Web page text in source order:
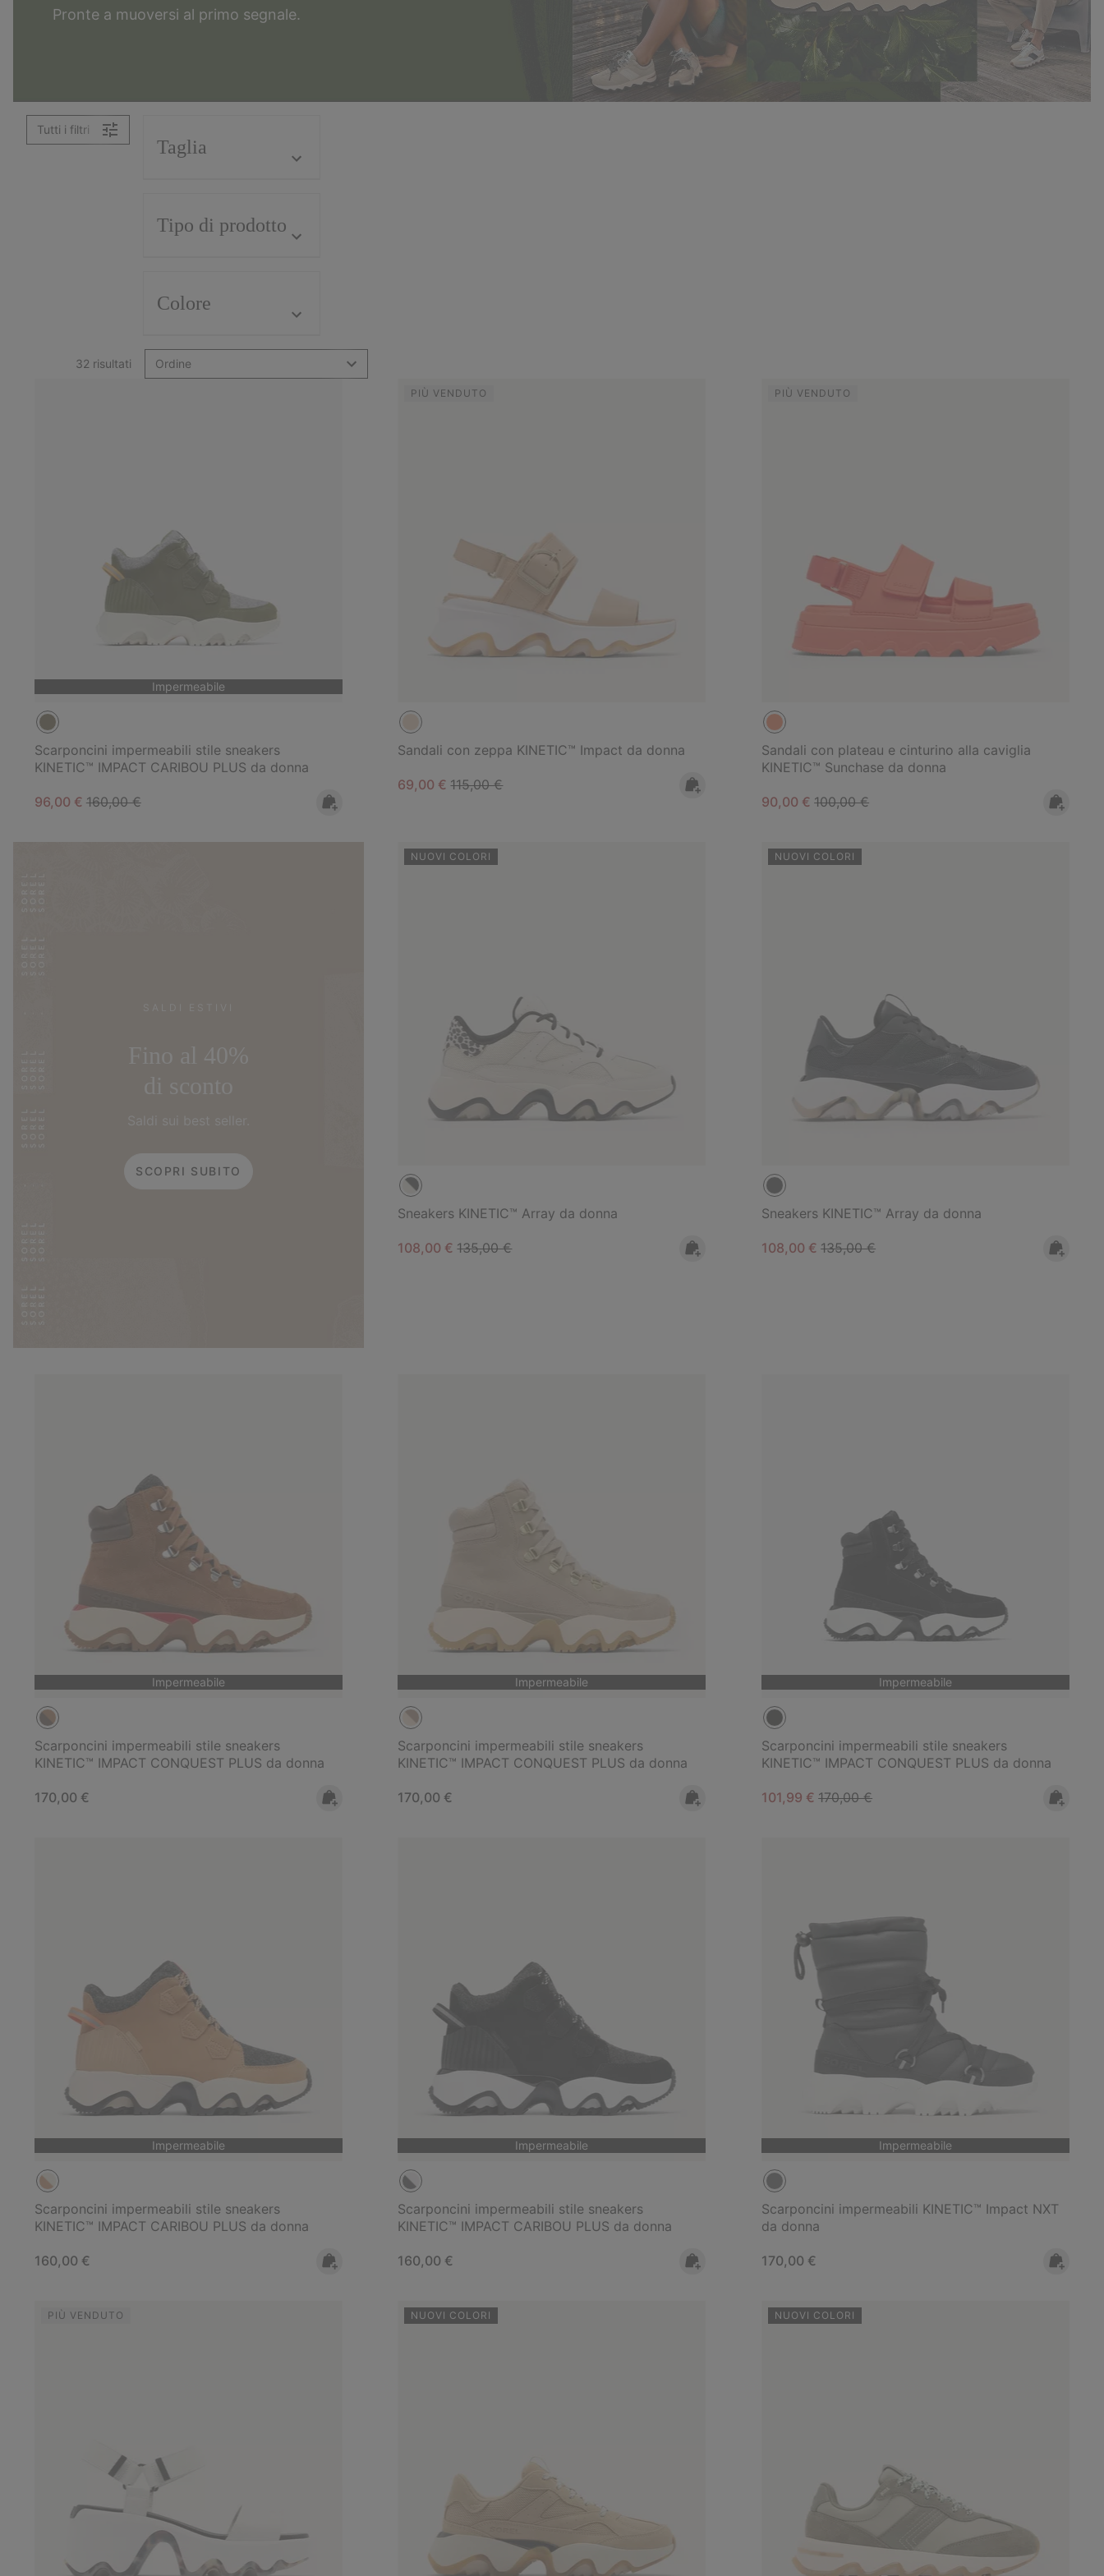
Pronte a muoversi al primo segnale.
Tutti i filtri
Taglia
Tipo di prodotto
Colore
32 risultati Ordine
Impermeabile
Scarponcini impermeabili stile sneakers
KINETIC™ IMPACT CARIBOU PLUS da donna
Sale price:
96,00 € Regular price:
160,00 €
PIÙ VENDUTO
Sandali con zeppa KINETIC™ Impact da donna
Sale price:
69,00 €Regular price:
115,00 €
PIÙ VENDUTO
Sandali con plateau e cinturino alla caviglia
KINETIC™ Sunchase da donna
Sale price:
90,00 €Regular price:
100,00 €
SCOPRI SUBITO
NUOVI COLORI
Sneakers KINETIC™ Array da donna
Sale price:
108,00 €Regular price:
135,00 €
NUOVI COLORI
Sneakers KINETIC™ Array da donna
Sale price:
108,00 €Regular price:
135,00 €
Impermeabile
Scarponcini impermeabili stile sneakers
KINETIC™ IMPACT CONQUEST PLUS da donna
Regular price:
170,00 €
Impermeabile
Scarponcini impermeabili stile sneakers
KINETIC™ IMPACT CONQUEST PLUS da donna
Regular price:
170,00 €
Impermeabile
Scarponcini impermeabili stile sneakers
KINETIC™ IMPACT CONQUEST PLUS da donna
Sale price:
101,99 €Regular price:
170,00 €
Impermeabile
Scarponcini impermeabili stile sneakers
KINETIC™ IMPACT CARIBOU PLUS da donna
Regular price:
160,00 €
Impermeabile
Scarponcini impermeabili stile sneakers
KINETIC™ IMPACT CARIBOU PLUS da donna
Regular price:
160,00 €
Impermeabile
Scarponcini impermeabili KINETIC™ Impact NXT
da donna
Regular price:
170,00 €
PIÙ VENDUTO NUOVI COLORI NUOVI COLORI